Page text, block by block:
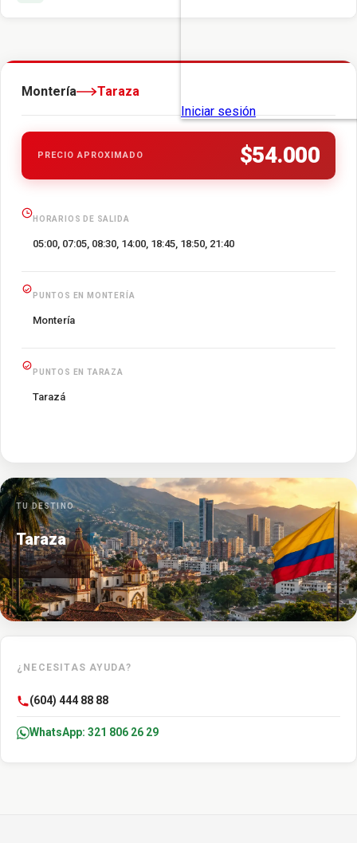
Montería Taraza
PRECIO APROXIMADO $54.000
HORARIOS DE SALIDA
05:00, 07:05, 08:30, 14:00, 18:45, 18:50, 21:40
PUNTOS EN MONTERÍA
Montería
PUNTOS EN TARAZA
Tarazá
TU DESTINO
Taraza
¿NECESITAS AYUDA?
(604) 444 88 88
WhatsApp: 321 806 26 29